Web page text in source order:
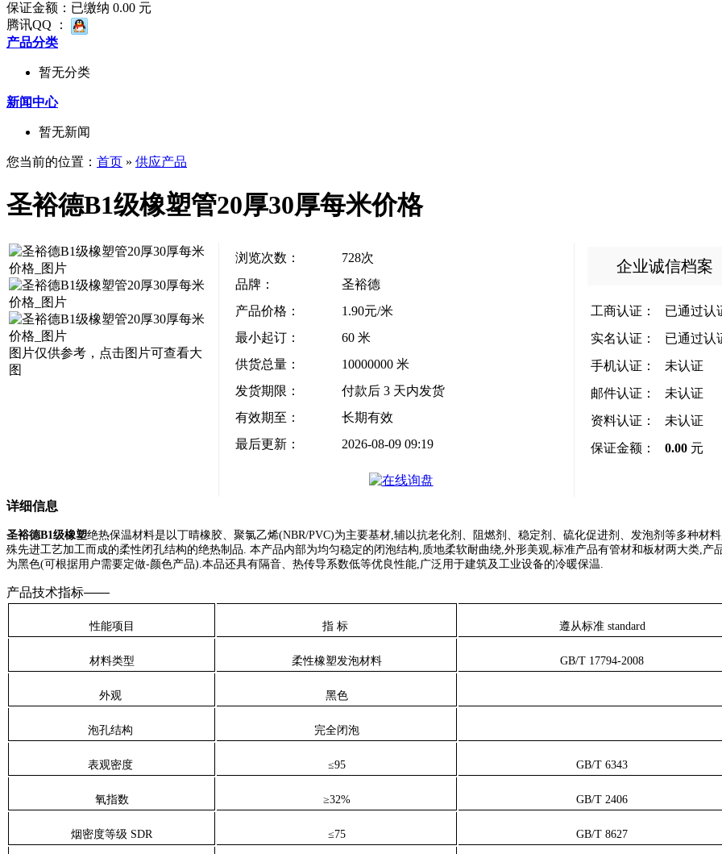
保证金额： 已缴纳 0.00 元
腾讯QQ ：
产品分类
暂无分类
新闻中心
暂无新闻
您当前的位置： 首页 » 供应产品
圣裕德B1级橡塑管20厚30厚每米价格
图片仅供参考，点击图片可查看大
图
浏览次数： 728次
品牌：
圣裕德
产品价格：
1.90元/米
最小起订：
60 米
供货总量：
10000000 米
发货期限：
付款后 3 天内发货
有效期至：
长期有效
最后更新：
2026-08-09 09:19
企业诚信档案
工商认证：
已通过认
实名认证：
已通过认
手机认证：
未认证
邮件认证：
未认证
资料认证：
未认证
保证金额：
0.00 元
详细信息
圣裕德B1级橡塑绝热保温材料是以丁晴橡胶、聚氯乙烯(NBR/PVC)为主要基材,辅以抗老化剂、阻燃剂、稳定剂、硫化促进剂、发泡剂等多种材
殊先进工艺加工而成的柔性闭孔结构的绝热制品. 本产品内部为均匀稳定的闭泡结构,质地柔软耐曲绕,外形美观,标准产品有管材和板材两大类,产
为黑色(可根据用户需要定做-颜色产品).本品还具有隔音、热传导系数低等优良性能,广泛用于建筑及工业设备的冷暖保温.
产品技术指标——
性能项目 指 标 遵从标准standard
材料类型 柔性橡塑发泡材料 GB/T 17794-2008
外观 黑色
泡孔结构 完全闭泡
表观密度 ≤95 GB/T 6343
氧指数 ≥32% GB/T 2406
烟密度等级 SDR ≤75 GB/T 8627